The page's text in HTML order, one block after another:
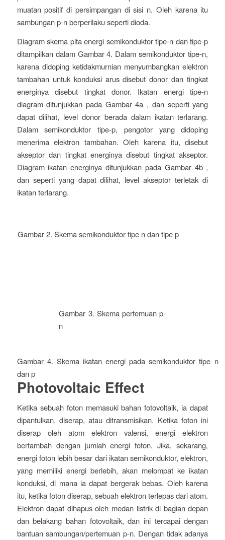
muatan positif di persimpangan di sisi n. Oleh karena itu
sambungan p-n berperilaku seperti dioda.
Diagram skema pita energi semikonduktor tipe-n dan tipe-p
ditampilkan dalam Gambar 4. Dalam semikonduktor tipe-n,
karena didoping ketidakmurnian menyumbangkan elektron
tambahan untuk konduksi arus disebut donor dan tingkat
energinya disebut tingkat donor. Ikatan energi tipe-n
diagram ditunjukkan pada Gambar 4a , dan seperti yang
dapat dilihat, level donor berada dalam ikatan terlarang.
Dalam semikonduktor tipe-p, pengotor yang didoping
menerima elektron tambahan. Oleh karena itu, disebut
akseptor dan tingkat energinya disebut tingkat akseptor.
Diagram ikatan energinya ditunjukkan pada Gambar 4b ,
dan seperti yang dapat dilihat, level akseptor terletak di
ikatan terlarang.
Gambar 2. Skema semikonduktor tipe n dan tipe p
Gambar 3. Skema pertemuan p-
n
Gambar 4. Skema ikatan energi pada semikonduktor tipe n
dan p
Photovoltaic Effect
Ketika sebuah foton memasuki bahan fotovoltaik, ia dapat
dipantulkan, diserap, atau ditransmisikan. Ketika foton ini
diserap oleh atom elektron valensi, energi elektron
bertambah dengan jumlah energi foton. Jika, sekarang,
energi foton lebih besar dari ikatan semikonduktor, elektron,
yang memiliki energi berlebih, akan melompat ke ikatan
konduksi, di mana ia dapat bergerak bebas. Oleh karena
itu, ketika foton diserap, sebuah elektron terlepas dari atom.
Elektron dapat dihapus oleh medan listrik di bagian depan
dan belakang bahan fotovoltaik, dan ini tercapai dengan
bantuan sambungan/pertemuan p-n. Dengan tidak adanya